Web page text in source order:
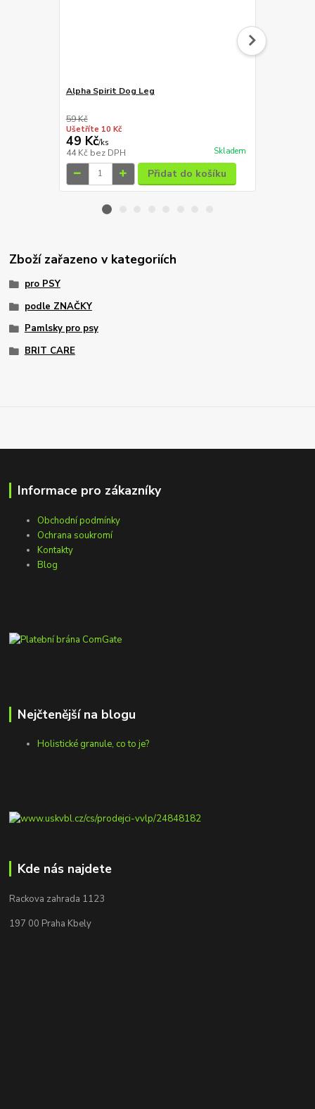
Alpha Spirit Dog Leg
59 Kč
Ušetříte 10 Kč
49 Kč/ks
44 Kč bez DPH Skladem
Přidat do košíku
Zboží zařazeno v kategoriích
pro PSY
podle ZNAČKY
Pamlsky pro psy
BRIT CARE
Informace pro zákazníky
Obchodní podmínky
Ochrana soukromí
Kontakty
Blog
Nejčtenější na blogu
Holistické granule, co to je?
Kde nás najdete
Rackova zahrada 1123
197 00 Praha Kbely